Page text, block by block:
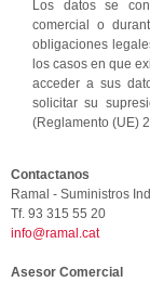
Los datos se
comercial o
obligaciones
los casos en que
acceder a sus
solicitar su
(Reglamento (UE)
Contactanos
Ramal - Suministros
Tf. 93 315 55 20
info@ramal.cat
Asesor Comercial